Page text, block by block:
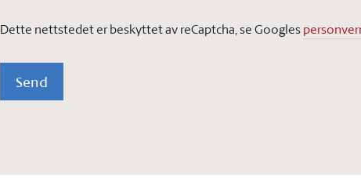
Dette nettstedet er beskyttet av reCaptcha, se Googles
Send